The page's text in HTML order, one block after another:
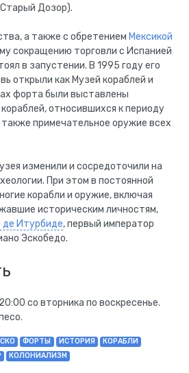
Дозор).
а также с обретением Мексикой
сокращению торговли с Испанией
в запустении. В 1995 году его
открыли как Музей кораблей и
форта были выставлены
относившихся к периоду
примечательное оружие всех
изменили и сосредоточили на
При этом в постоянной
корабли и оружие, включая
историческим личностям,
де Итурбиде, первый император
Эскобедо.
со вторника по воскресенье.
ФОРТЫ ИСТОРИЯ
КОРАБЛИ
КОЛОНИАЛИЗМ